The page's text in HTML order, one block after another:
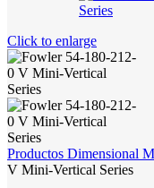
Click to enlarge
Productos Dimensional
V Mini-Vertical Series